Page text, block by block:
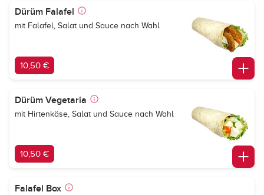
Dürüm Falafel
mit Falafel, Salat und Sauce nach Wahl
10,50 €
Dürüm Vegetaria
mit Hirtenkäse, Salat und Sauce nach Wahl
10,50 €
Falafel Box